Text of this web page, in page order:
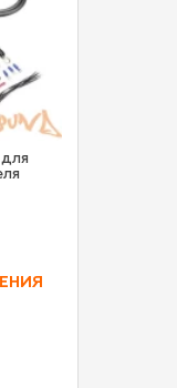
для